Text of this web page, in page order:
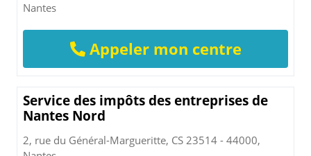
Nantes
Appeler mon centre
Service des impôts des entreprises de
Nantes Nord
2, rue du Général-Margueritte, CS 23514 - 44000,